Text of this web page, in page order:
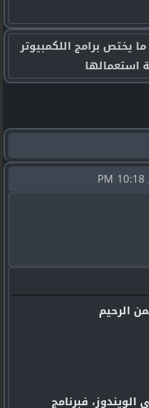
يختص برامج اللكمبيوتر
استعمالها
الرحيم
فبرنامج